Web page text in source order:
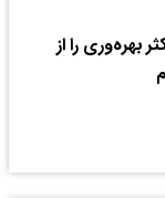
بهره‌وری را از